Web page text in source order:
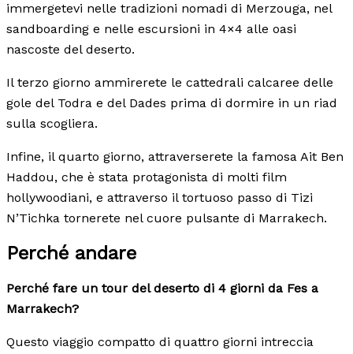
immergetevi nelle tradizioni nomadi di Merzouga, nel
sandboarding e nelle escursioni in 4×4 alle oasi
nascoste del deserto.
Il terzo giorno ammirerete le cattedrali calcaree delle
gole del Todra e del Dades prima di dormire in un riad
sulla scogliera.
Infine, il quarto giorno, attraverserete la famosa Ait Ben
Haddou, che è stata protagonista di molti film
hollywoodiani, e attraverso il tortuoso passo di Tizi
N’Tichka tornerete nel cuore pulsante di Marrakech.
Perché andare
Perché fare un tour del deserto di 4 giorni da Fes a
Marrakech?
Questo viaggio compatto di quattro giorni intreccia